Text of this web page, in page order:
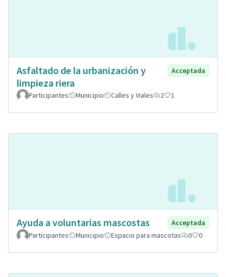
Asfaltado de la urbanización y
limpieza riera
Acceptada
Participantes Municipio Calles y Viales 2 1
Ayuda a voluntarias mascostas
Acceptada
Participantes
Municipio Espacio para mascotas 0 0